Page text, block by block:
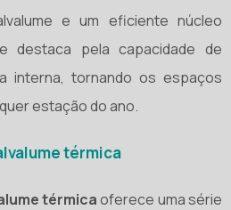
e um eficiente núcleo
destaca pela capacidade de
interna, tornando os espaços
estação do ano.
térmica
térmicaoferece uma série